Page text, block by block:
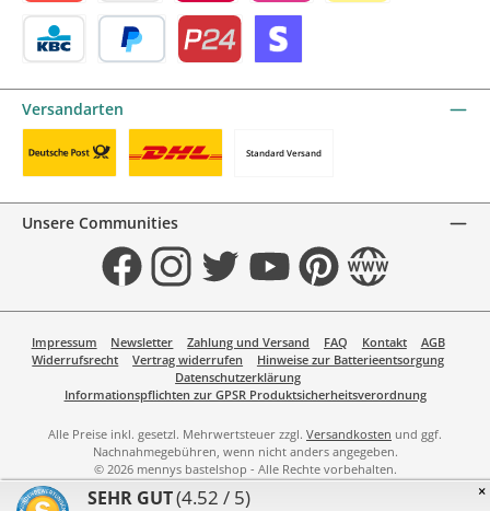
Satispay by mollieBancontact by mollie
Belfius by mollieeps by mollie
Versandarten
Standard Versand
Unsere Communities
FacebookInstagramTwitter YouTubePinterestWebsite
Impressum Newsletter Zahlung und Versand FAQ Kontakt
AGB
Widerrufsrecht
Vertrag widerrufen
Hinweise zur Batterieentsorgung
Datenschutzerklärung
Informationspflichten zur GPSR Produktsicherheitsverordnung
Alle Preise inkl. gesetzl. Mehrwertsteuer zzgl. Versandkosten und ggf.
Nachnahmegebühren, wenn nicht anders angegeben.
© 2026 mennys bastelshop - Alle Rechte vorbehalten.
×
SEHR GUT(4.52 / 5)